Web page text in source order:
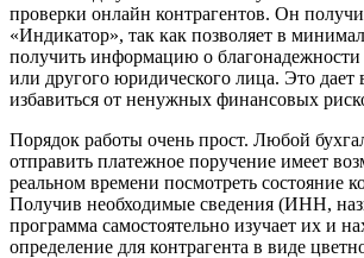
проверки онлайн контрагентов. Он
«Индикатор», так как позволяет в
получить информацию о
или другого юридического лица. Это дает
избавиться от ненужных финансовых
Порядок работы очень прост. Любой
отправить платежное поручение имеет
реальном времени посмотреть состояние
Получив необходимые сведения (ИНН,
программа самостоятельно изучает их и
определение для контрагента в виде